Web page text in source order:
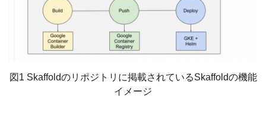
図1 Skaffoldのリポジトリに掲載されているSkaffoldの機能
イメージ